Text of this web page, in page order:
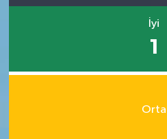
İyi
1
Orta